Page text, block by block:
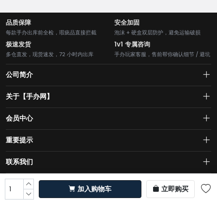
加入购物车 立即购买
品质保障
每款手办出库前全检，瑕疵品直接拦截
安全加固
泡沫 + 硬盒双层防护，避免运输破损
极速发货
多仓直发，现货速发，72 小时内出库
1v1 专属咨询
手办玩家客服，售前帮你确认细节 / 避坑
公司简介
关于【手办网】
关于我们
会员中心
个人中心
我的订单
我的收藏
重要提示
特殊说明
隐私政策
联系我们
1242739613@qq.com
13771136862